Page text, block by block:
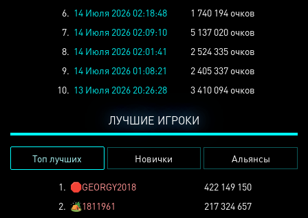
6. 14 Июля 2026 02:18:48
1 740 194 очков
7. 14 Июля 2026 02:09:10
5 137 020 очков
8. 14 Июля 2026 02:01:41
2 524 335 очков
9. 14 Июля 2026 01:08:21
2 405 337 очков
10. 13 Июля 2026 20:26:28 3 410 094 очков
ЛУЧШИЕ ИГРОКИ
Топ лучших Новички Альянсы
1. 🛑GEORGY2018
422 149 150
2. 🏕️1811961
217 324 657